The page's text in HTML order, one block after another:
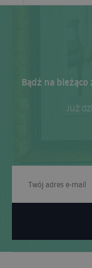
Bądź na
Już